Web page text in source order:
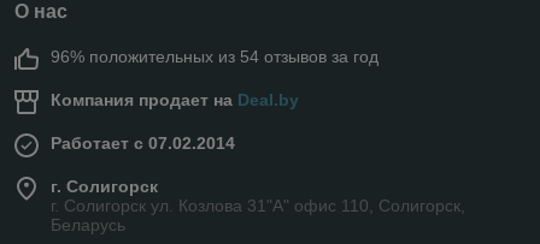
О нас
96% положительных из 54 отзывов за год
Компания продает на Deal.by
Работает с 07.02.2014
г. Солигорск
г. Солигорск ул. Козлова 31"А" офис 110, Солигорск,
Беларусь